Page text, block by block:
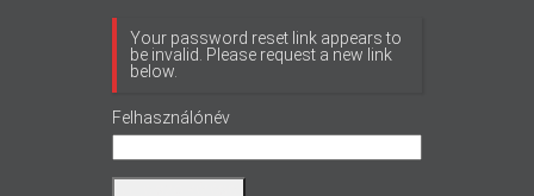
Your password reset link appears to
be invalid. Please request a new link
below.
Felhasználónév